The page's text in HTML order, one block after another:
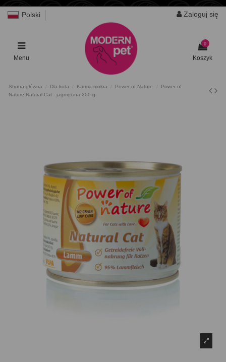
Polski Zaloguj się
Menu
0
Koszyk
Strona główna Dla kota Karma mokra Power of Nature
Power of
Nature Natural Cat - jagnięcina 200 g